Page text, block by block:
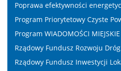
Poprawa efektywności
Program Priorytetowy Czyste
Program WIADOMOŚCI
Rządowy Fundusz Rozwoju
Rządowy Fundusz Inwestycji